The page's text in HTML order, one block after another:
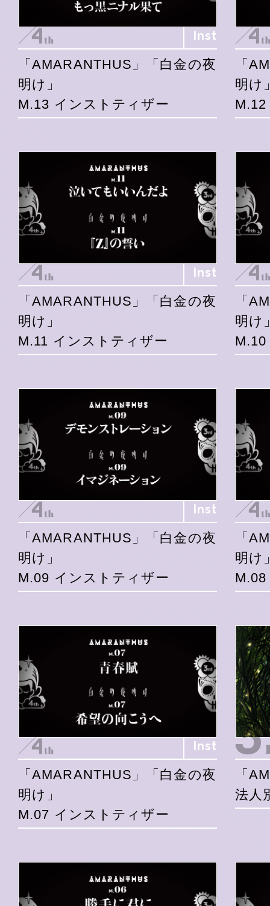
Inst
「AMARANTHUS」「白金の夜
明け」
M.13 インストティザー
「
明け
Inst
「AMARANTHUS」「白金の夜
明け」
M.11 インストティザー
「
明け
Inst
「AMARANTHUS」「白金の夜
明け」
M.09 インストティザー
「
明け
Inst
「AMARANTHUS」「白金の夜
明け」
M.07 インストティザー
「
法人